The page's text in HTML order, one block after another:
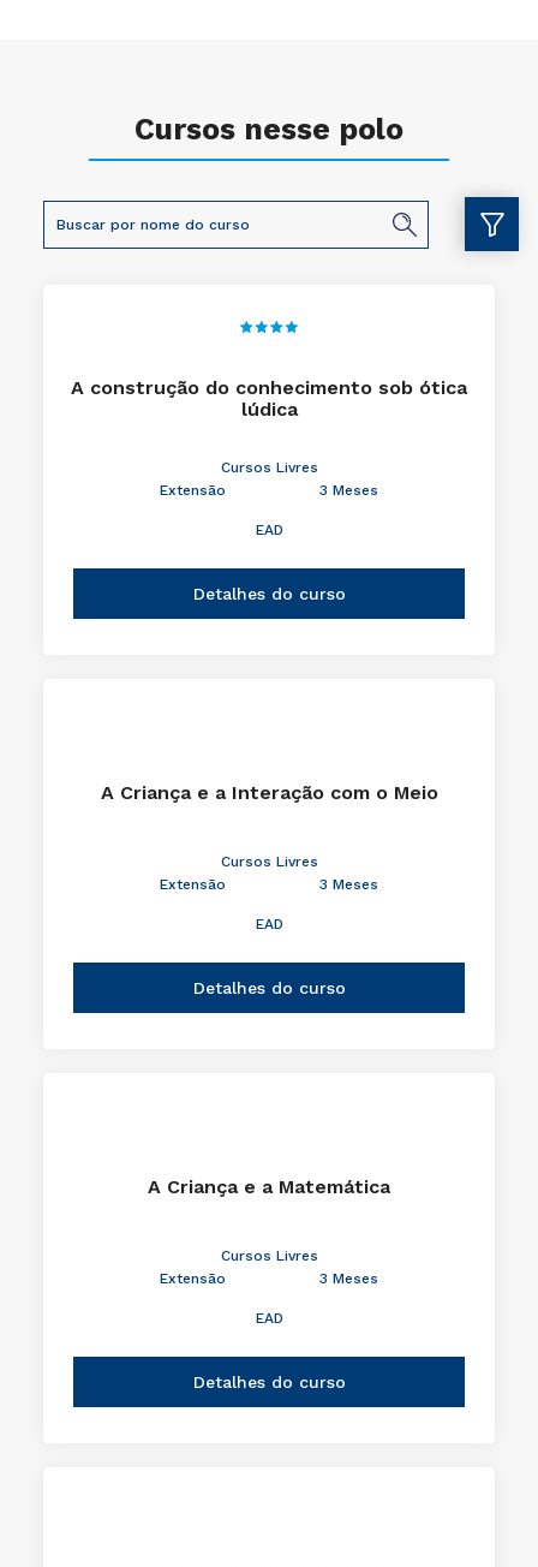
Cursos nesse polo
A construção do conhecimento sob ótica
lúdica
Cursos Livres
Extensão
3 Meses
EAD
Detalhes do curso
A Criança e a Interação com o Meio
Cursos Livres
Extensão
3 Meses
EAD
Detalhes do curso
A Criança e a Matemática
Cursos Livres
Extensão
3 Meses
EAD
Detalhes do curso